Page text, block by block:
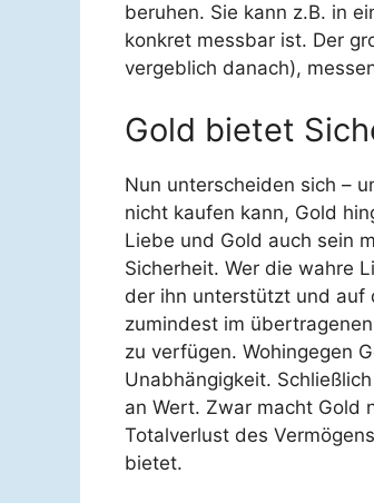
beruhen. Sie kann z.B. in
konkret messbar ist. Der
vergeblich danach),
Gold bietet
Nun unterscheiden sich –
nicht kaufen kann, Gold
Liebe und Gold auch sein
Sicherheit. Wer die wahre
der ihn unterstützt und auf
zumindest im
zu verfügen. Wohingegen
Unabhängigkeit.
an Wert. Zwar macht Gold
Totalverlust des
bietet.